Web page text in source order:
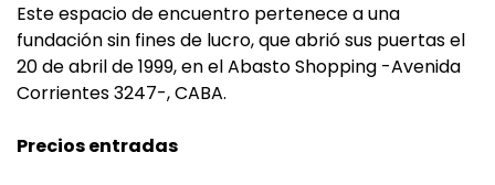
Este espacio de encuentro pertenece a una
fundación sin fines de lucro, que abrió sus puertas el
20 de abril de 1999, en el Abasto Shopping -Avenida
Corrientes 3247-, CABA.
Precios entradas